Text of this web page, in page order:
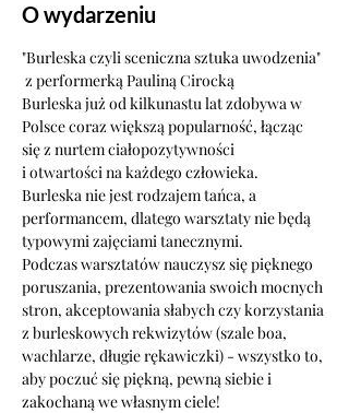
O wydarzeniu
"Burleska czyli sceniczna sztuka uwodzenia"
z performerką Pauliną Cirocką
Burleska już od kilkunastu lat zdobywa w
Polsce coraz większą popularność, łącząc
się z nurtem ciałopozytywności
i otwartości na każdego człowieka.
Burleska nie jest rodzajem tańca, a
performancem, dlatego warsztaty nie będą
typowymi zajęciami tanecznymi.
Podczas warsztatów nauczysz się pięknego
poruszania, prezentowania swoich mocnych
stron, akceptowania słabych czy korzystania
z burleskowych rekwizytów (szale boa,
wachlarze, długie rękawiczki) - wszystko to,
aby poczuć się piękną, pewną siebie i
zakochaną we własnym ciele!